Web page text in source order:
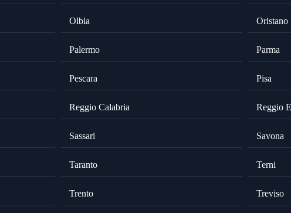
Olbia Oristano
Palermo Parma
Pescara Pisa
Reggio Calabria Reggio
Sassari Savona
Taranto Terni
Trento Treviso